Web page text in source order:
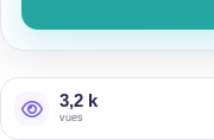
3,2 k
vues